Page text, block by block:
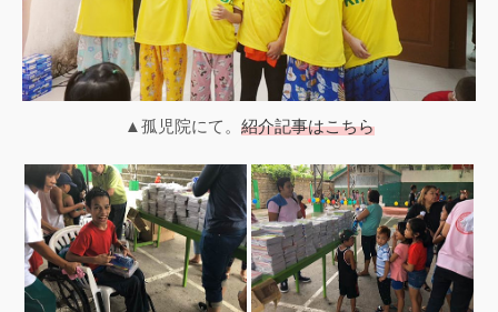
▲孤児院にて。 紹介記事はこちら